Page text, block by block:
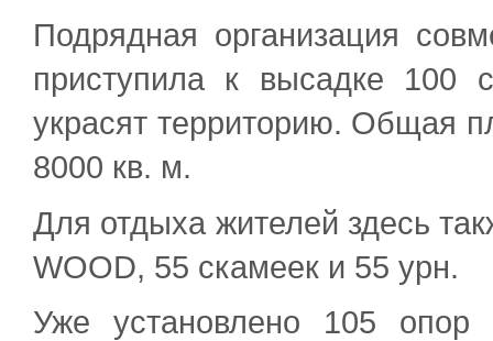
Подрядная организация
приступила к высадке 100
украсят территорию. Общая
8000 кв. м.
Для отдыха жителей здесь
WOOD, 55 скамеек и 55 урн.
Уже установлено 105